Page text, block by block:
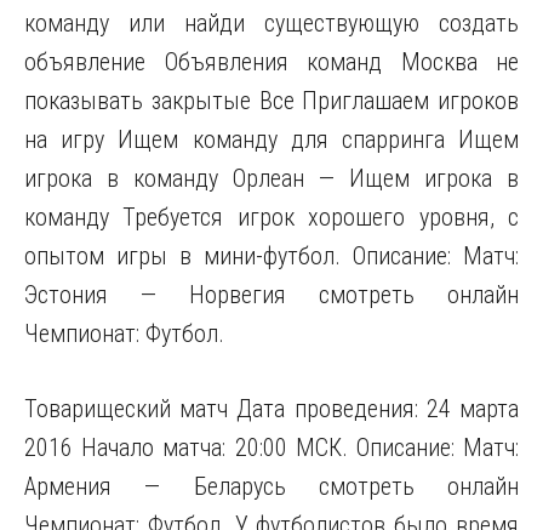
команду или найди существующую создать
объявление Объявления команд Москва не
показывать закрытые Все Приглашаем игроков
на игру Ищем команду для спарринга Ищем
игрока в команду Орлеан — Ищем игрока в
команду Требуется игрок хорошего уровня, с
опытом игры в мини-футбол. Описание: Матч:
Эстония — Норвегия смотреть онлайн
Чемпионат: Футбол.
Товарищеский матч Дата проведения: 24 марта
2016 Начало матча: 20:00 МСК. Описание: Матч:
Армения — Беларусь смотреть онлайн